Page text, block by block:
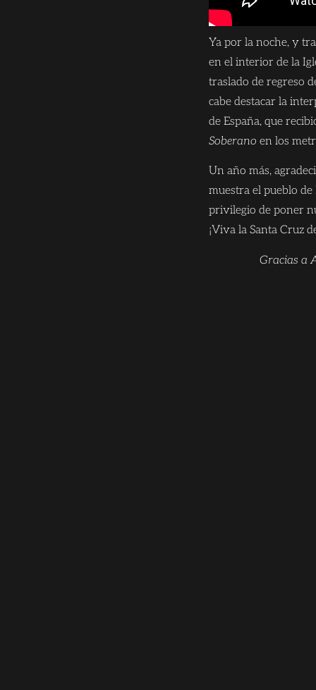
Ya por la noche, y
en el interior de la
traslado de regreso
cabe destacar la
de España, que
Soberano en los
Un año más,
muestra el pueblo
privilegio de poner
¡Viva la Santa Cruz
Gracias a